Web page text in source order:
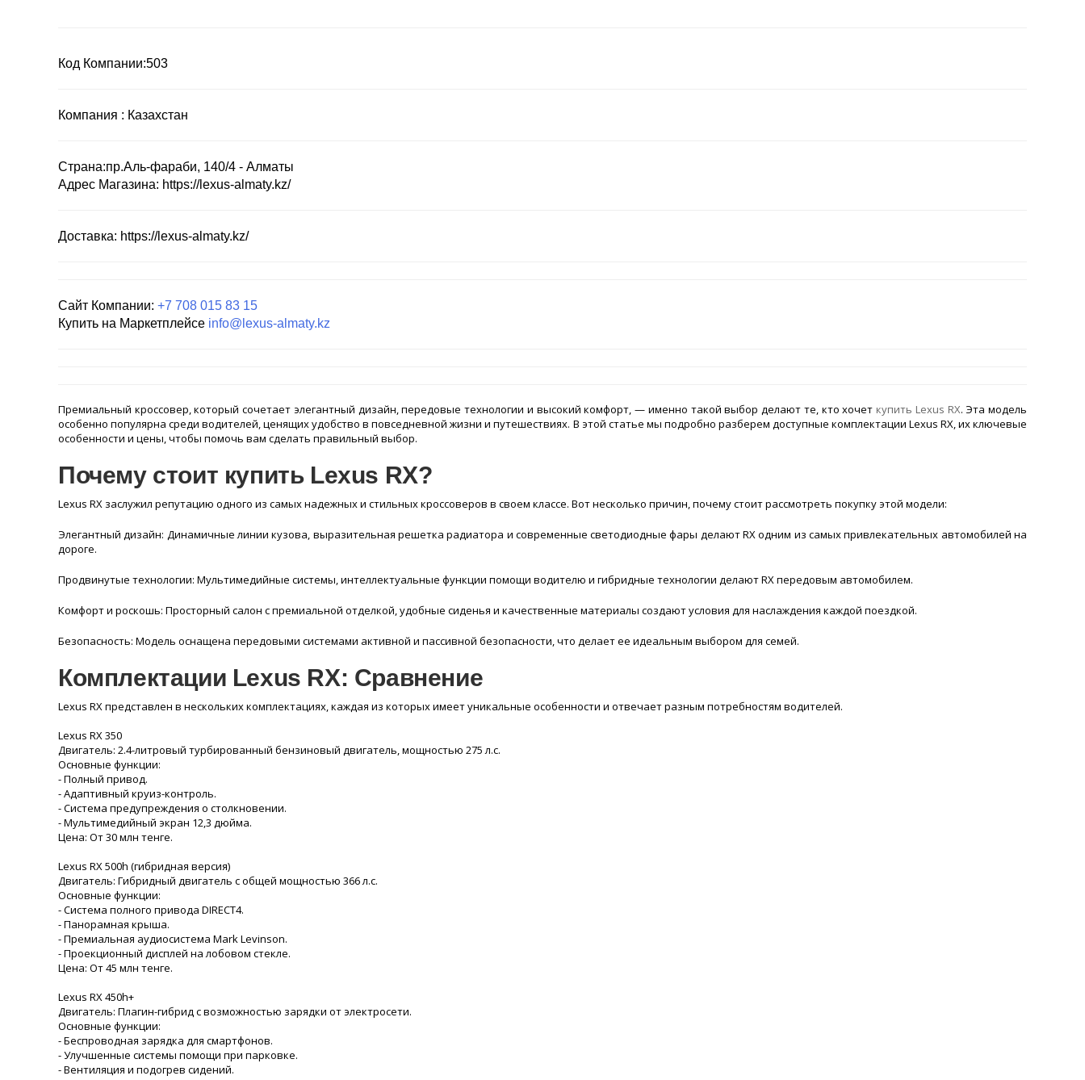
Код Компании:503
Компания : Казахстан
Страна:пр.Аль-фараби, 140/4 - Алматы
Адрес Магазина: https://lexus-almaty.kz/
Доставка: https://lexus-almaty.kz/
Сайт Компании: +7 708 015 83 15
Купить на Маркетплейсе info@lexus-almaty.kz
Премиальный кроссовер, который сочетает элегантный дизайн, передовые технологии и высокий комфорт, — именно такой выбор делают те, кто хочет купить Lexus RX. Эта модель
особенно популярна среди водителей, ценящих удобство в повседневной жизни и путешествиях. В этой статье мы подробно разберем доступные комплектации Lexus RX, их ключевые
особенности и цены, чтобы помочь вам сделать правильный выбор.
Почему стоит купить Lexus RX?
Lexus RX заслужил репутацию одного из самых надежных и стильных кроссоверов в своем классе. Вот несколько причин, почему стоит рассмотреть покупку этой модели:
Элегантный дизайн: Динамичные линии кузова, выразительная решетка радиатора и современные светодиодные фары делают RX одним из самых привлекательных автомобилей на
дороге.
Продвинутые технологии: Мультимедийные системы, интеллектуальные функции помощи водителю и гибридные технологии делают RX передовым автомобилем.
Комфорт и роскошь: Просторный салон с премиальной отделкой, удобные сиденья и качественные материалы создают условия для наслаждения каждой поездкой.
Безопасность: Модель оснащена передовыми системами активной и пассивной безопасности, что делает ее идеальным выбором для семей.
Комплектации Lexus RX: Сравнение
Lexus RX представлен в нескольких комплектациях, каждая из которых имеет уникальные особенности и отвечает разным потребностям водителей.
Lexus RX 350
Двигатель: 2.4-литровый турбированный бензиновый двигатель, мощностью 275 л.с.
Основные функции:
- Полный привод.
- Адаптивный круиз-контроль.
- Система предупреждения о столкновении.
- Мультимедийный экран 12,3 дюйма.
Цена: От 30 млн тенге.
Lexus RX 500h (гибридная версия)
Двигатель: Гибридный двигатель с общей мощностью 366 л.с.
Основные функции:
- Система полного привода DIRECT4.
- Панорамная крыша.
- Премиальная аудиосистема Mark Levinson.
- Проекционный дисплей на лобовом стекле.
Цена: От 45 млн тенге.
Lexus RX 450h+
Двигатель: Плагин-гибрид с возможностью зарядки от электросети.
Основные функции:
- Беспроводная зарядка для смартфонов.
- Улучшенные системы помощи при парковке.
- Вентиляция и подогрев сидений.